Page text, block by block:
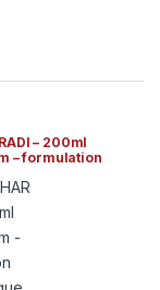
– 200ml
– formulation
traditionnelle)
Sala Kottakkal